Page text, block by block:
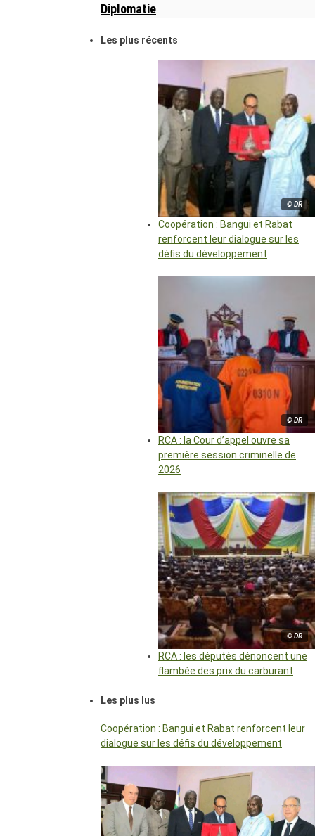
Diplomatie
Les plus récents
© DR
Coopération : Bangui et Rabat
renforcent leur dialogue sur les
défis du développement
© DR
RCA : la Cour d’appel ouvre sa
première session criminelle de
2026
© DR
RCA : les députés dénoncent une
flambée des prix du carburant
Les plus lus
Coopération : Bangui et Rabat renforcent leur
dialogue sur les défis du développement